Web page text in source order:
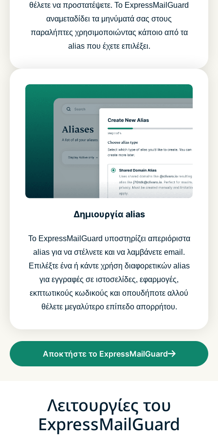
θέλετε να προστατέψετε. Το ExpressMailGuard
αναμεταδίδει τα μηνύματά σας στους
παραλήπτες χρησιμοποιώντας κάποιο από τα
alias που έχετε επιλέξει.
Δημιουργία alias
Το ExpressMailGuard υποστηρίζει απεριόριστα
alias για να στέλνετε και να λαμβάνετε email.
Επιλέξτε ένα ή κάντε χρήση διαφορετικών alias
για εγγραφές σε ιστοσελίδες, εφαρμογές,
εκπτωτικούς κωδικούς και οπουδήποτε αλλού
θέλετε μεγαλύτερο επίπεδο απορρήτου.
Αποκτήστε το ExpressMailGuard
Λειτουργίες του
ExpressMailGuard